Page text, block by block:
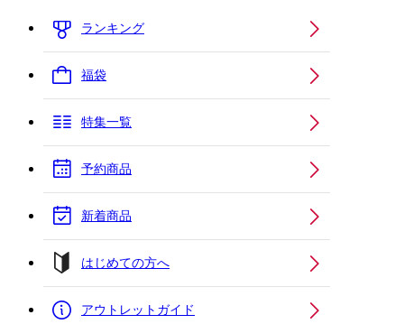
ランキング
福袋
特集一覧
予約商品
新着商品
はじめての方へ
アウトレットガイド